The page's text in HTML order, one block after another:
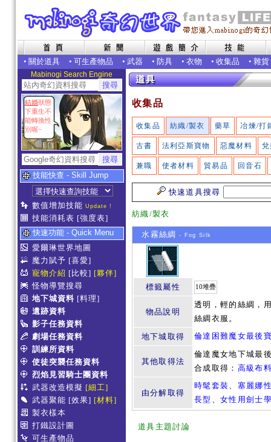
• 關於道具 • 可生產物品 • 武器 • 防具 • 衣物 • 收集品 • 雜貨
Mabinogi Search Engine
結婚狀態
下重生不
能轉換性
別喔~
技能快查 - Skill Jump
數值增加技能 Update !
技能消耗表 [強度表]
快速功能 - Quick Menu
愛爾琳世界地圖
魔力賦予 [喜愛]
寵物介紹 [比較] [夥伴]
怪物導覽搜尋
地下城資料 [料理]
遺跡資料
影子任務資料
劇場任務資料
訓練所資料
使徒突襲任務資料
烈焰見習騎士團資料
武器改造模擬 [細工]
武器聚能 [效果] [材料]
製衣樣本
打鐵設計圖
可生產物品
收集品
收集品 紡織/製衣 藥草 冶煉/打
古書 法利亞斯寶物 惡魔材料
兼職 使者材料 貿易品 回音石
快速道具搜尋
紡織/製衣
水霧絲綢 - Fog Silk
標籤屬性 10堆疊
物品說明
透明，輕的絲綢，
絲綢衣服。
地下城取得
倫達困難魔女最後
其他取得法
倫達魔女地下城最
合成取得： 高級布
由分解取得
時髦套裝、 塞麗娜
長型 、女性用劍士
道具主題討論